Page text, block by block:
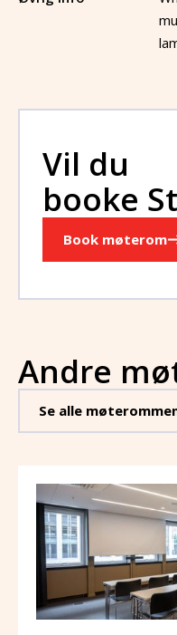
Vil du
booke
Book møterom
Andre
Se alle